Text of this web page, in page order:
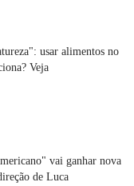
usar alimentos no
Veja
vai ganhar nova
de Luca